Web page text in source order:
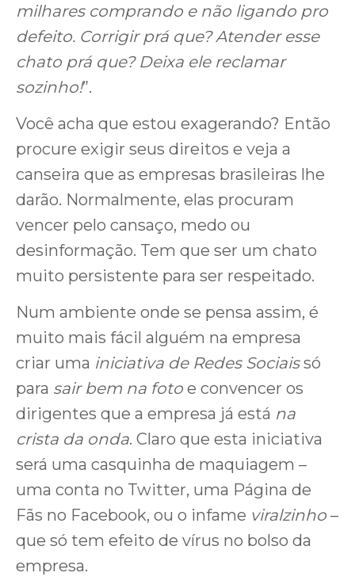
milhares comprando e não ligando pro
defeito. Corrigir prá que? Atender esse
chato prá que? Deixa ele reclamar
sozinho!”.
Você acha que estou exagerando? Então
procure exigir seus direitos e veja a
canseira que as empresas brasileiras lhe
darão. Normalmente, elas procuram
vencer pelo cansaço, medo ou
desinformação. Tem que ser um chato
muito persistente para ser respeitado.
Num ambiente onde se pensa assim, é
muito mais fácil alguém na empresa
criar uma iniciativa de Redes Sociaissó
para sair bem na foto e convencer os
dirigentes que a empresa já está na
crista da onda. Claro que esta iniciativa
será uma casquinha de maquiagem –
uma conta no Twitter, uma Página de
Fãs no Facebook, ou o infame viralzinho –
que só tem efeito de vírus no bolso da
empresa.